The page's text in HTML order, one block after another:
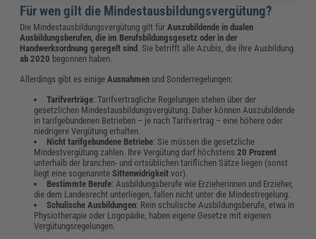
Für wen gilt die Mindestausbildungsvergütung?
Die Mindestausbildungsvergütung gilt für Auszubildende in dualen
Ausbildungsberufen, die im Berufsbildungsgesetz oder in der
Handwerksordnung geregelt sind . Sie betrifft alle Azubis, die ihre Ausbildung
ab 2020 begonnen haben.
Allerdings gibt es einigeAusnahmen und Sonderregelungen:
Tarifverträge: Tarifvertragliche Regelungen stehen über der
gesetzlichen Mindestausbildungsvergütung. Daher können Auszubildende
in tarifgebundenen Betrieben – je nach Tarifvertrag – eine höhere oder
niedrigere Vergütung erhalten.
Nicht tarifgebundene Betriebe: Sie müssen die gesetzliche
Mindestvergütung zahlen. Ihre Vergütung darf höchstens20 Prozent
unterhalb der branchen- und ortsüblichen tariflichen Sätze liegen (sonst
liegt eine sogenannteSittenwidrigkeit vor).
Bestimmte Berufe: Ausbildungsberufe wie Erzieherinnen und Erzieher,
die dem Landesrecht unterliegen, fallen nicht unter die Mindestregelung.
Schulische Ausbildungen: Rein schulische Ausbildungsberufe, etwa in
Physiotherapie oder Logopädie, haben eigene Gesetze mit eigenen
Vergütungsregelungen.